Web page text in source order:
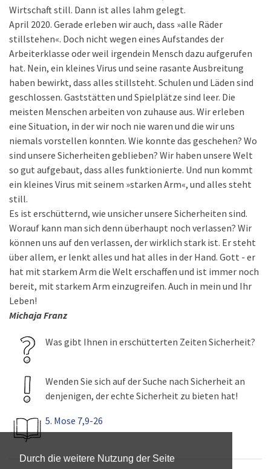
Durch die weitere Nutzung der Seite
Wirtschaft still. Dann ist alles lahm gelegt.
April 2020. Gerade erleben wir auch, dass »alle Räder
stillstehen«. Doch nicht wegen eines Aufstandes der
Arbeiterklasse oder weil irgendein Mensch dazu aufgerufen
hat. Nein, ein kleines Virus und seine rasante Ausbreitung
haben bewirkt, dass alles stillsteht. Schulen und Läden sind
geschlossen. Gaststätten und Spielplätze sind leer. Die
meisten Menschen arbeiten von zuhause aus. Wir erleben
eine Situation, in der wir noch nie waren und die wir uns
niemals vorstellen konnten. Wie konnte das geschehen? Wo
sind unsere Sicherheiten geblieben? Wir haben unsere Welt
so gut aufgebaut, dass alles funktionierte. Und nun kommt
ein kleines Virus mit seinem »starken Arm«, und alles steht
still.
Es ist erschütternd, wie unsicher unsere Sicherheiten sind.
Worauf kann man sich denn überhaupt noch verlassen? Wir
können uns auf den verlassen, der wirklich stark ist. Er steht
über allem, er lenkt alles und hat alles in der Hand. Gott - er
hat mit starkem Arm die Welt erschaffen und ist immer noch
bereit, mit starkem Arm einzugreifen. Auch in mein und Ihr
Leben!
Michaja Franz
Was gibt Ihnen in erschütterten Zeiten Sicherheit?
Wenden Sie sich auf der Suche nach Sicherheit an
denjenigen, der echte Sicherheit zu bieten hat!
5. Mose 7,9-26